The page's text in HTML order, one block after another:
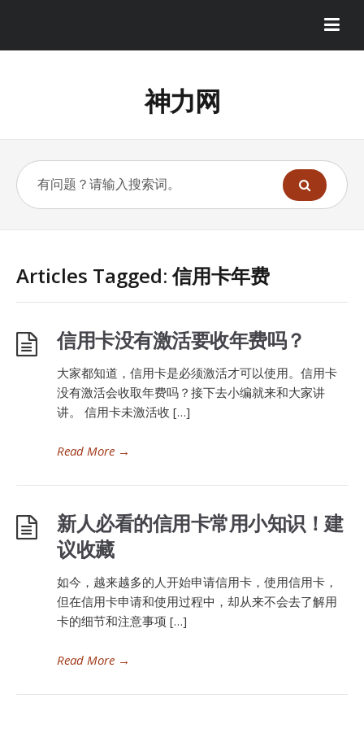
神力网
Articles Tagged: 信用卡年费
信用卡没有激活要收年费吗？
大家都知道，信用卡是必须激活才可以使用。信用卡
没有激活会收取年费吗？接下去小编就来和大家讲
讲。 信用卡未激活收 […]
Read More →
新人必看的信用卡常用小知识！建
议收藏
如今，越来越多的人开始申请信用卡，使用信用卡，
但在信用卡申请和使用过程中，却从来不会去了解用
卡的细节和注意事项 […]
Read More →